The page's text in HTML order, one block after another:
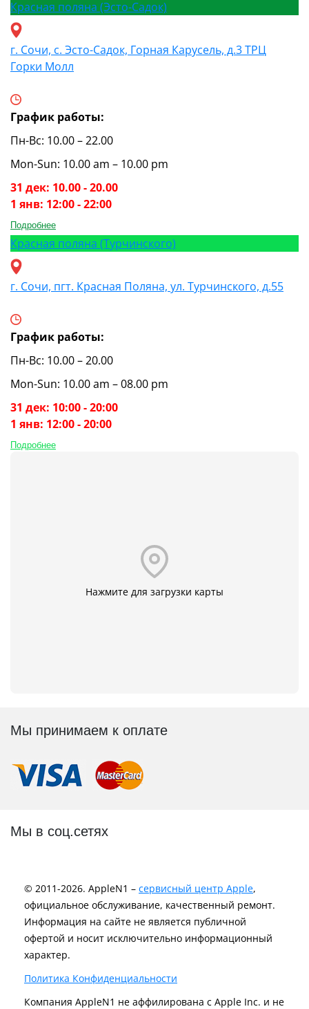
Красная поляна (Эсто-Садок)
г. Сочи, с. Эсто-Садок, Горная Карусель, д.3 ТРЦ
Горки Молл
График работы:
Пн-Вс: 10.00 – 22.00
Mon-Sun: 10.00 am – 10.00 pm
31 дек: 10.00 - 20.00
1 янв: 12:00 - 22:00
Подробнее
Красная поляна (Турчинского)
г. Сочи, пгт. Красная Поляна, ул. Турчинского, д.55
График работы:
Пн-Вс: 10.00 – 20.00
Mon-Sun: 10.00 am – 08.00 pm
31 дек: 10:00 - 20:00
1 янв: 12:00 - 20:00
Подробнее
Нажмите для загрузки карты
Мы принимаем к оплате
Мы в соц.сетях
© 2011-2026. AppleN1 – сервисный центр Apple,
официальное обслуживание, качественный ремонт.
Информация на сайте не является публичной
офертой и носит исключительно информационный
характер.
Политика Конфиденциальности
Компания AppleN1 не аффилирована c Apple Inc. и не